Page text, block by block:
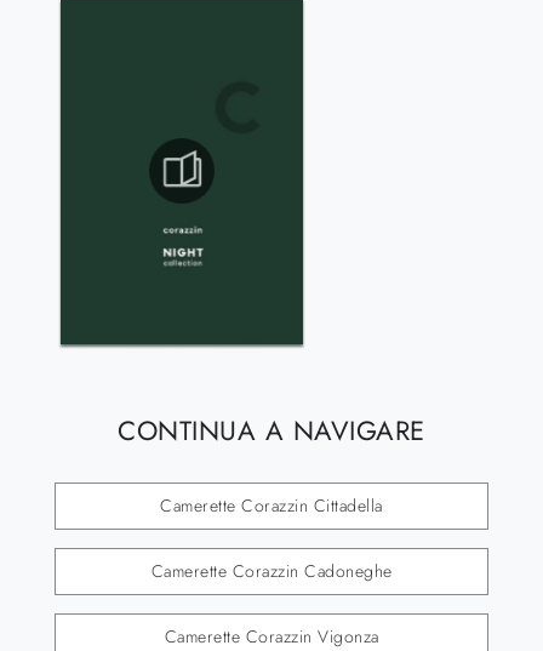
CONTINUA A NAVIGARE
Camerette Corazzin Cittadella
Camerette Corazzin Cadoneghe
Camerette Corazzin Vigonza